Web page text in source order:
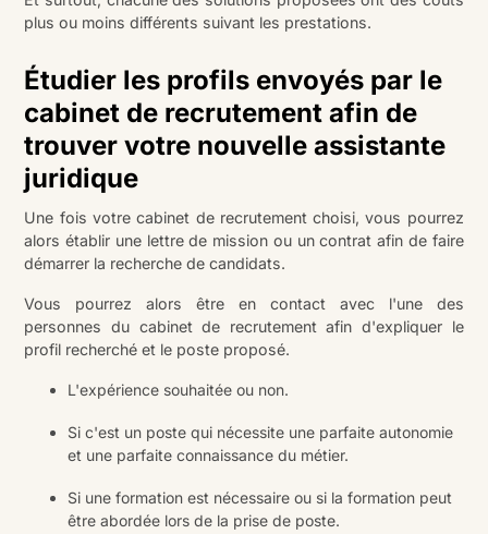
plus ou moins différents suivant les prestations.
Étudier les profils envoyés par le
cabinet de recrutement afin de
trouver votre nouvelle assistante
juridique
Une fois votre cabinet de recrutement choisi, vous pourrez
alors établir une lettre de mission ou un contrat afin de faire
démarrer la recherche de candidats.
Vous pourrez alors être en contact avec l'une des
personnes du cabinet de recrutement afin d'expliquer le
profil recherché et le poste proposé.
L'expérience souhaitée ou non.
Si c'est un poste qui nécessite une parfaite autonomie
et une parfaite connaissance du métier.
Si une formation est nécessaire ou si la formation peut
être abordée lors de la prise de poste.